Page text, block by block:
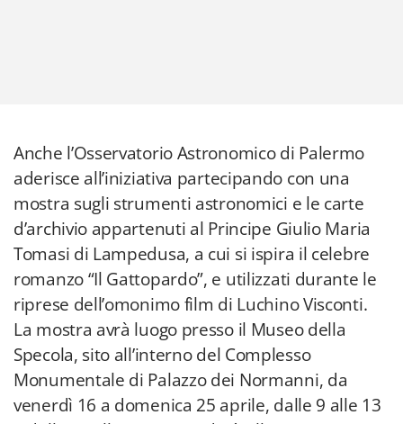
Anche l’Osservatorio Astronomico di Palermo
aderisce all’iniziativa partecipando con una
mostra sugli strumenti astronomici e le carte
d’archivio appartenuti al Principe Giulio Maria
Tomasi di Lampedusa, a cui si ispira il celebre
romanzo “Il Gattopardo”, e utilizzati durante le
riprese dell’omonimo film di Luchino Visconti.
La mostra avrà luogo presso il Museo della
Specola, sito all’interno del Complesso
Monumentale di Palazzo dei Normanni, da
venerdì 16 a domenica 25 aprile, dalle 9 alle 13